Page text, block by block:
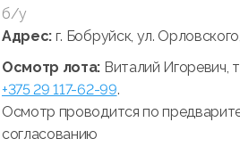
б/у
Адрес: г. Бобруйск, ул.
Осмотр лота: Виталий Игоревич,
+375 29 117-62-99.
Осмотр проводится по
согласованию